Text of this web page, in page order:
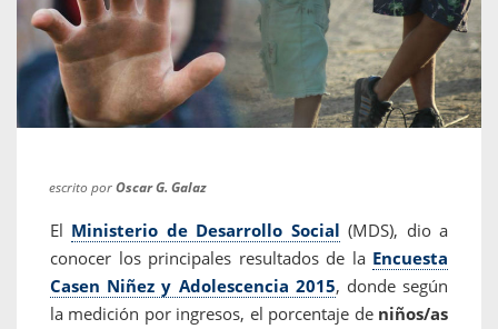
escrito porOscar G. Galaz
El Ministerio de Desarrollo Social (MDS), dio a
conocer los principales resultados de la Encuesta
Casen Niñez y Adolescencia 2015, donde según
la medición por ingresos, el porcentaje de niños/as